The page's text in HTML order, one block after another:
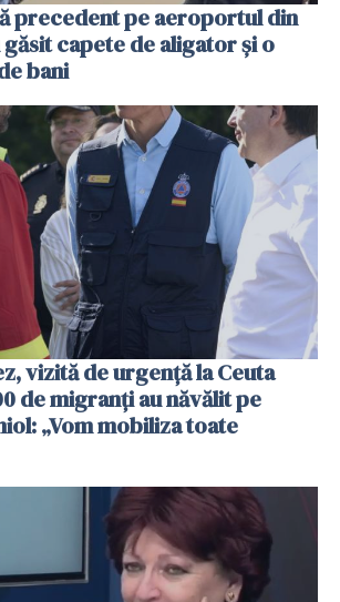
precedent pe aeroportul din
capete de aligator și o
bani
vizită de urgență la Ceuta
de migranți au năvălit pe
„Vom mobiliza toate